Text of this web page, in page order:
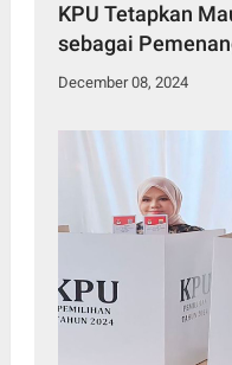
KPU Tetapkan
sebagai
December 08, 2024